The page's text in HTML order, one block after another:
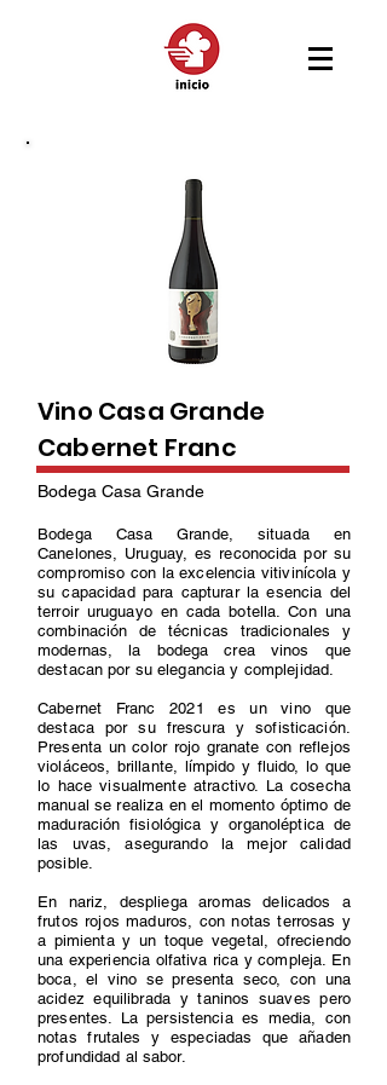
Vino Casa Grande
Cabernet Franc
Bodega Casa Grande
Bodega Casa Grande, situada en
Canelones, Uruguay, es reconocida por su
compromiso con la excelencia vitivinícola y
su capacidad para capturar la esencia del
terroir uruguayo en cada botella. Con una
combinación de técnicas tradicionales y
modernas, la bodega crea vinos que
destacan por su elegancia y complejidad.
Cabernet Franc 2021 es un vino que
destaca por su frescura y sofisticación.
Presenta un color rojo granate con reflejos
violáceos, brillante, límpido y fluido, lo que
lo hace visualmente atractivo. La cosecha
manual se realiza en el momento óptimo de
maduración fisiológica y organoléptica de
las uvas, asegurando la mejor calidad
posible.
En nariz, despliega aromas delicados a
frutos rojos maduros, con notas terrosas y
a pimienta y un toque vegetal, ofreciendo
una experiencia olfativa rica y compleja. En
boca, el vino se presenta seco, con una
acidez equilibrada y taninos suaves pero
presentes. La persistencia es media, con
notas frutales y especiadas que añaden
profundidad al sabor.